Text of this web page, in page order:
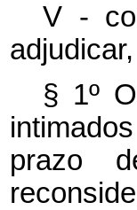
V -
§ 1º
prazo